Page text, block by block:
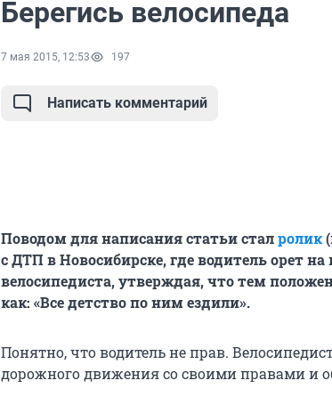
Берегись велосипеда
7 мая 2015, 12:53 197
Написать комментарий
Поводом для написания статьи сталролик
с ДТП в Новосибирске, где водитель орет
велосипедиста, утверждая, что тем
как: «Все детство по ним ездили».
Понятно, что водитель не прав.
дорожного движения со своими правами и